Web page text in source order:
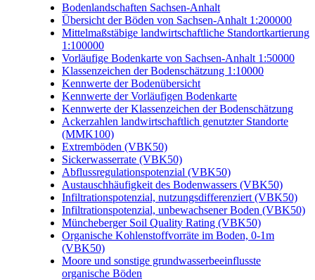
Bodenlandschaften Sachsen-Anhalt
Übersicht der Böden von Sachsen-Anhalt 1:200000
Mittelmaßstäbige landwirtschaftliche Standortkartierung
1:100000
Vorläufige Bodenkarte von Sachsen-Anhalt 1:50000
Klassenzeichen der Bodenschätzung 1:10000
Kennwerte der Bodenübersicht
Kennwerte der Vorläufigen Bodenkarte
Kennwerte der Klassenzeichen der Bodenschätzung
Ackerzahlen landwirtschaftlich genutzter Standorte
(MMK100)
Extremböden (VBK50)
Sickerwasserrate (VBK50)
Abflussregulationspotenzial (VBK50)
Austauschhäufigkeit des Bodenwassers (VBK50)
Infiltrationspotenzial, nutzungsdifferenziert (VBK50)
Infiltrationspotenzial, unbewachsener Boden (VBK50)
Müncheberger Soil Quality Rating (VBK50)
Organische Kohlenstoffvorräte im Boden, 0-1m
(VBK50)
Moore und sonstige grundwasserbeeinflusste
organische Böden